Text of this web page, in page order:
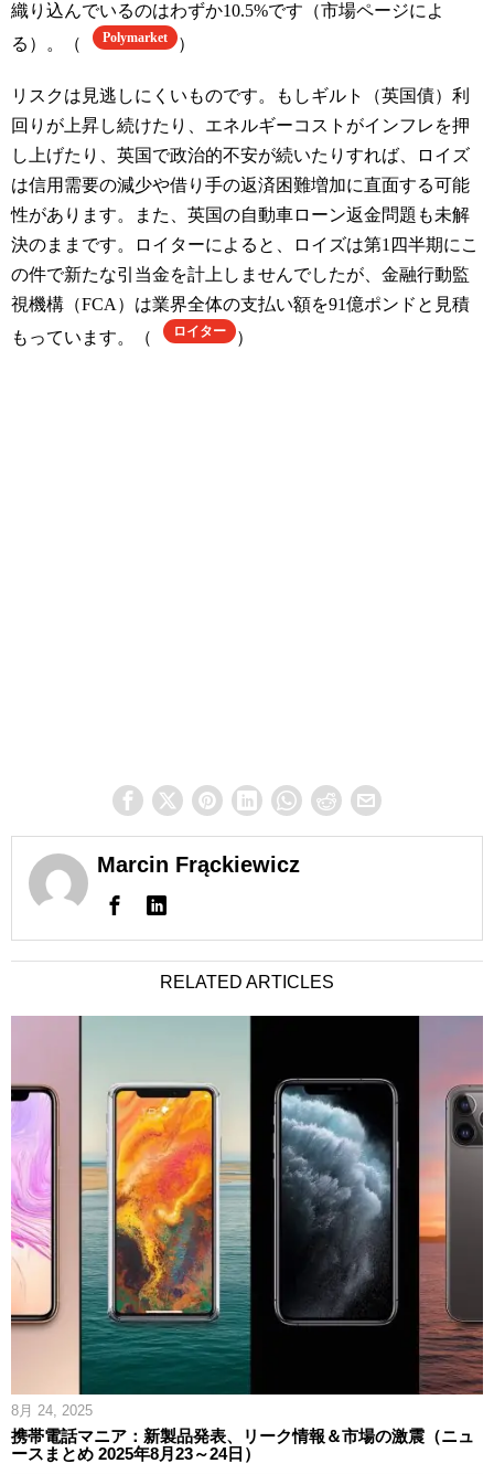
織り込んでいるのはわずか10.5%です（市場ページによ
る）。（
Polymarket ）
リスクは見逃しにくいものです。もしギルト（英国債）利
回りが上昇し続けたり、エネルギーコストがインフレを押
し上げたり、英国で政治的不安が続いたりすれば、ロイズ
は信用需要の減少や借り手の返済困難増加に直面する可能
性があります。また、英国の自動車ローン返金問題も未解
決のままです。ロイターによると、ロイズは第1四半期にこ
の件で新たな引当金を計上しませんでしたが、金融行動監
視機構（FCA）は業界全体の支払い額を91億ポンドと見積
もっています。（
ロイター ）
Marcin Frąckiewicz
RELATED ARTICLES
8月 24, 2025
携帯電話マニア：新製品発表、リーク情報＆市場の激震（ニュ
ースまとめ 2025年8月23～24日）